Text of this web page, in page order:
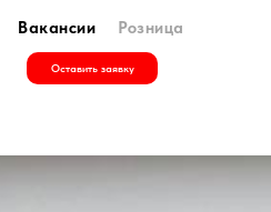
Оставить заявку
Вакансии Розница